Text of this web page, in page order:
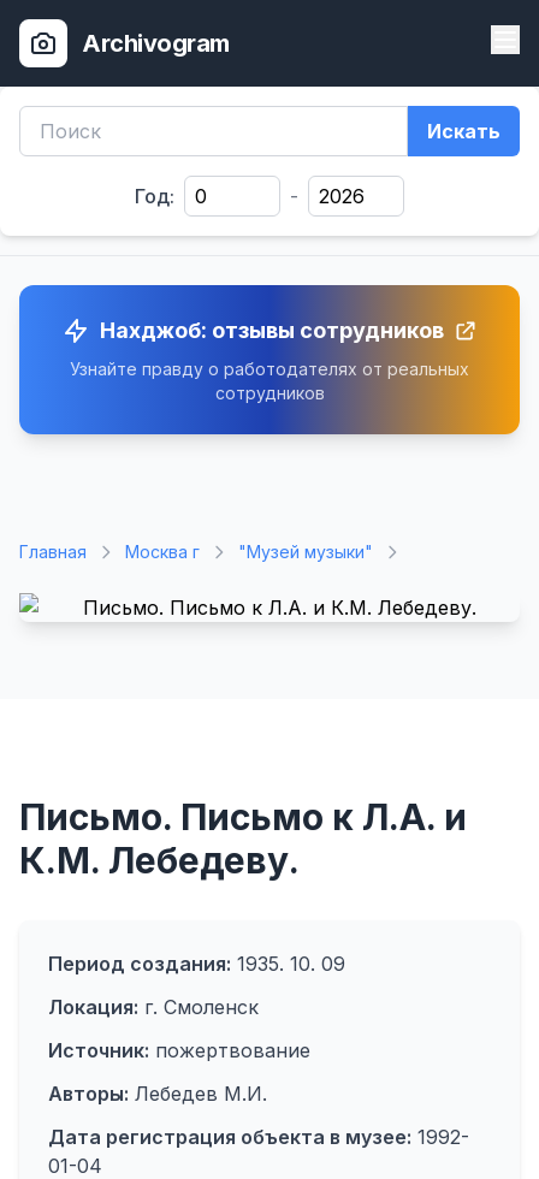
Archivogram
Искать
Год: -
Нахджоб: отзывы сотрудников
Узнайте правду о работодателях от реальных
сотрудников
Главная Москва г "Музей музыки"
Письмо. Письмо к Л.А. и
К.М. Лебедеву.
Период создания: 1935. 10. 09
Локация: г. Смоленск
Источник: пожертвование
Авторы: Лебедев М.И.
Дата регистрация объекта в музее: 1992-
01-04